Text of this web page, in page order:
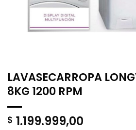
LAVASECARROPA
8KG 1200 RPM
$ 1.199.999,00